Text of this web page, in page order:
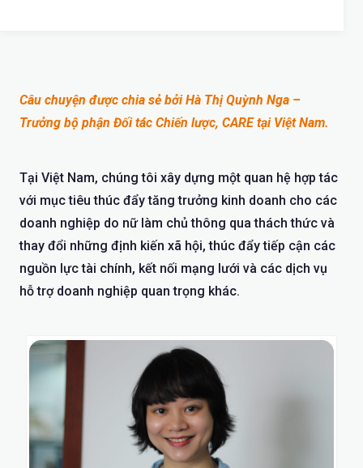
Câu chuyện được chia sẻ bởi Hà Thị Quỳnh Nga –
Trưởng bộ phận Đối tác Chiến lược, CARE tại Việt Nam.
Tại Việt Nam, chúng tôi xây dựng một quan hệ hợp tác
với mục tiêu thúc đẩy tăng trưởng kinh doanh cho các
doanh nghiệp do nữ làm chủ thông qua thách thức và
thay đổi những định kiến xã hội, thúc đẩy tiếp cận các
nguồn lực tài chính, kết nối mạng lưới và các dịch vụ
hỗ trợ doanh nghiệp quan trọng khác.